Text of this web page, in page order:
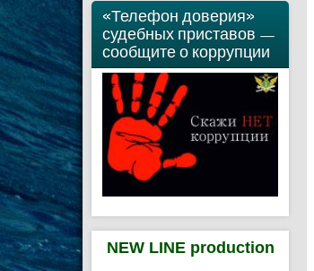
«Телефон доверия»
судебных приставов —
сообщите о коррупции
NEW LINE production